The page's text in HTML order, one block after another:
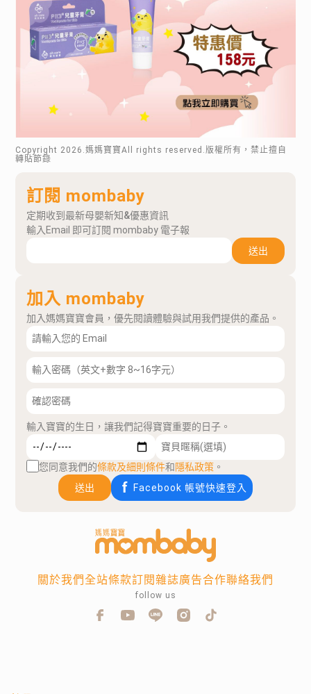
Copyright 2026 .媽媽寶寶All rights reserved.版權所有，禁止擅自
轉貼節錄
訂閱 mombaby
定期收到最新母嬰新知&優惠資訊
輸入Email 即可訂閱 mombaby 電子報
送出
加入 mombaby
加入媽媽寶寶會員，優先閱讀體驗與試用我們提供的產品。
輸入寶寶的生日，讓我們記得寶寶重要的日子。
您同意我們的條款及細則條件和隱私政策 。
送出
Facebook 帳號快速登入
關於我們全站條款訂閱雜誌廣告合作聯絡我們
follow us